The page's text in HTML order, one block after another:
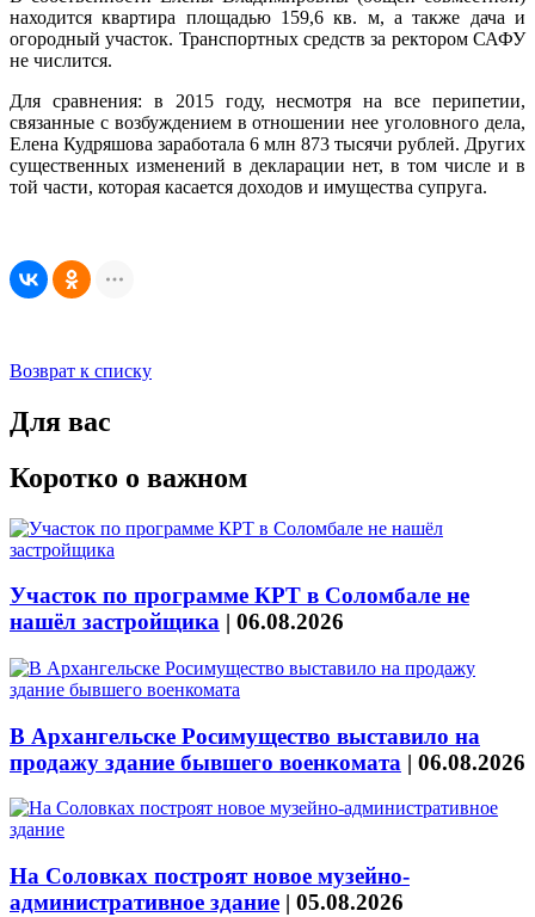
находится квартира площадью 159,6 кв. м, а также дача и
огородный участок. Транспортных средств за ректором САФУ
не числится.
Для сравнения: в 2015 году, несмотря на все перипетии,
связанные с возбуждением в отношении нее уголовного дела,
Елена Кудряшова заработала 6 млн 873 тысячи рублей. Других
существенных изменений в декларации нет, в том числе и в
той части, которая касается доходов и имущества супруга.
Возврат к списку
Для вас
Коротко о важном
Участок по программе КРТ в Соломбале не
нашёл застройщика | 06.08.2026
В Архангельске Росимущество выставило на
продажу здание бывшего военкомата | 06.08.2026
На Соловках построят новое музейно-
административное здание | 05.08.2026